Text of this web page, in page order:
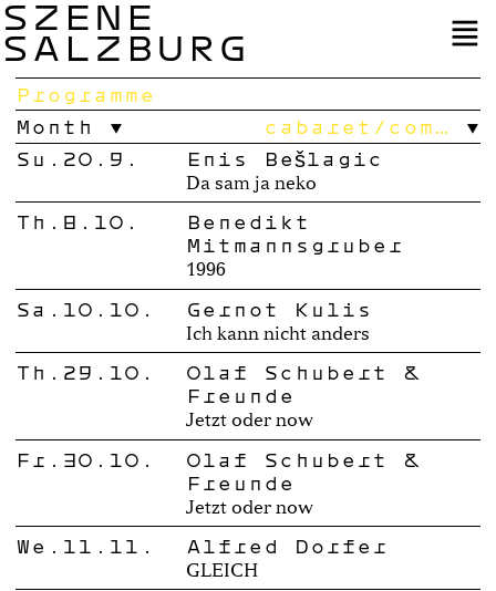
SZENE
SALZBURG
Programme
Month
cabaret/com…
Su.20.9.
Enis Bešlagić
Da sam ja neko
Th.8.10.
Benedikt
Mitmannsgruber
1996
Sa.10.10. Gernot Kulis
Ich kann nicht anders
Th.29.10.
Olaf Schubert &
Freunde
Jetzt oder now
Fr.30.10.
Olaf Schubert &
Freunde
Jetzt oder now
We.11.11. Alfred Dorfer
GLEICH